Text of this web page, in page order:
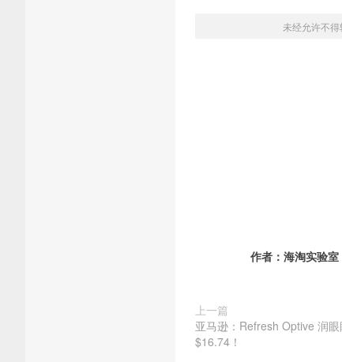
未经允许不得
作者： 海淘实验室
上一篇
亚马逊：Refresh Optive 润
$16.74！